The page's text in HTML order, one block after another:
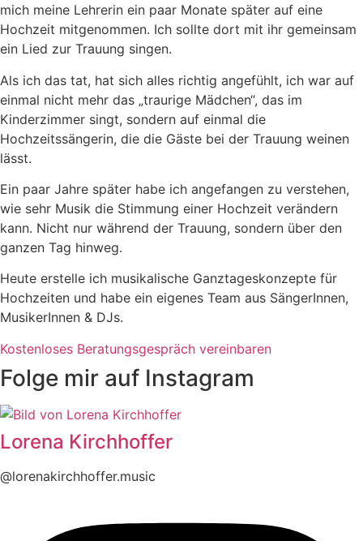
mich meine Lehrerin ein paar Monate später auf eine
Hochzeit mitgenommen. Ich sollte dort mit ihr gemeinsam
ein Lied zur Trauung singen.
Als ich das tat, hat sich alles richtig angefühlt, ich war auf
einmal nicht mehr das „traurige Mädchen“, das im
Kinderzimmer singt, sondern auf einmal die
Hochzeitssängerin, die die Gäste bei der Trauung weinen
lässt.
Ein paar Jahre später habe ich angefangen zu verstehen,
wie sehr Musik die Stimmung einer Hochzeit verändern
kann. Nicht nur während der Trauung, sondern über den
ganzen Tag hinweg.
Heute erstelle ich musikalische Ganztageskonzepte für
Hochzeiten und habe ein eigenes Team aus SängerInnen,
MusikerInnen & DJs.
Kostenloses Beratungsgespräch vereinbaren
Folge mir auf Instagram
Lorena Kirchhoffer
@lorenakirchhoffer.music